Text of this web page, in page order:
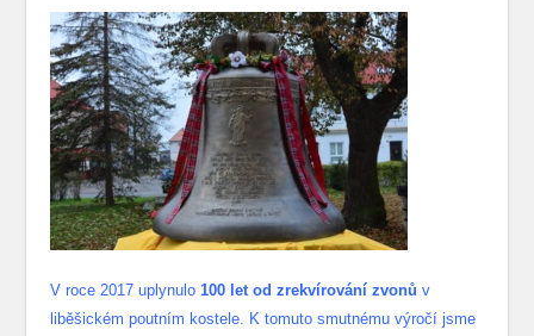
V roce 2017 uplynulo 100 let od zrekvírování zvonů v
liběšickém poutním kostele. K tomuto smutnému výročí jsme